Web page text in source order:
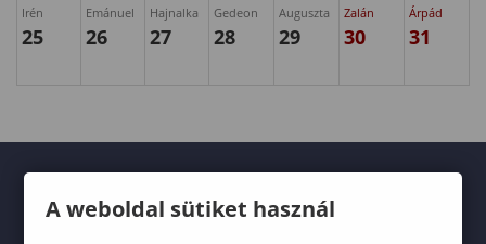
Irén
25
Emánuel
26
Hajnalka
27
Gedeon
28
Auguszta
29
Zalán
30
Árpád
31
A weboldal sütiket használ